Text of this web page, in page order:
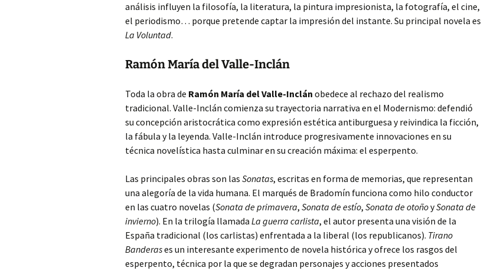
análisis influyen la filosofía, la literatura, la pintura impresionista, la fotografía, el cine,
el periodismo… porque pretende captar la impresión del instante. Su principal novela es
La Voluntad.
Ramón María del Valle-Inclán
Toda la obra de Ramón María del Valle-Inclán obedece al rechazo del realismo
tradicional. Valle-Inclán comienza su trayectoria narrativa en el Modernismo: defendió
su concepción aristocrática como expresión estética antiburguesa y reivindica la ficción,
la fábula y la leyenda. Valle-Inclán introduce progresivamente innovaciones en su
técnica novelística hasta culminar en su creación máxima: el esperpento.
Las principales obras son las Sonatas, escritas en forma de memorias, que representan
una alegoría de la vida humana. El marqués de Bradomín funciona como hilo conductor
en las cuatro novelas (Sonata de primavera, Sonata de estío, Sonata de otoñoySonata de
invierno). En la trilogía llamada La guerra carlista, el autor presenta una visión de la
España tradicional (los carlistas) enfrentada a la liberal (los republicanos). Tirano
Banderases un interesante experimento de novela histórica y ofrece los rasgos del
esperpento, técnica por la que se degradan personajes y acciones presentados